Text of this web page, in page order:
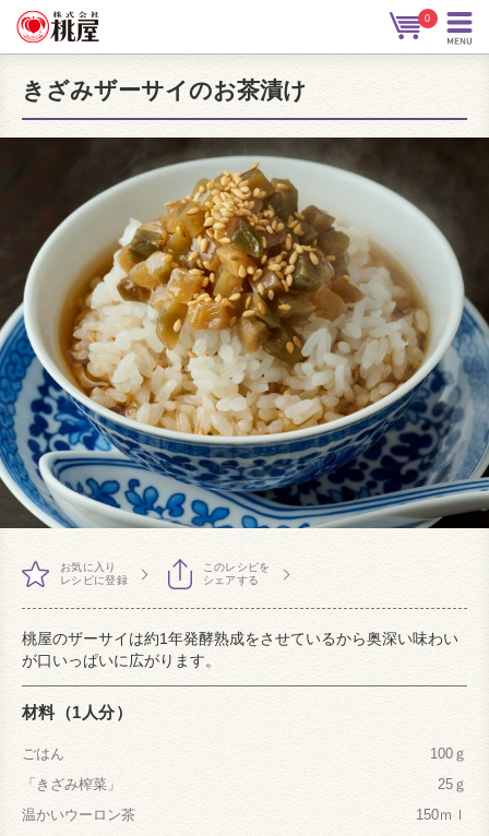
0
きざみザーサイのお茶漬け
お気に入り
レシピに登録
このレシピを
シェアする
桃屋のザーサイは約1年発酵熟成をさせているから奥深い味わい
が口いっぱいに広がります。
材料（1人分）
ごはん
100ｇ
「きざみ榨菜」
25ｇ
温かいウーロン茶
150ｍｌ